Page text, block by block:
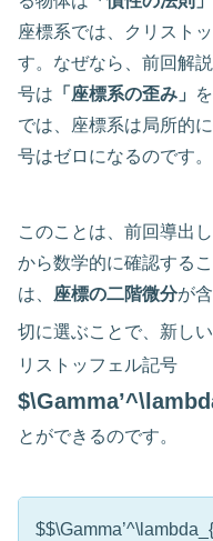
座標系では、クリスト
す。なぜなら、前回解
号は 「座標系の歪み」
では、座標系は局所的
号はゼロになるのです。
このことは、前回導出
から数学的に確認する
は、 座標の二階微分が
切に選ぶことで、新し
リストッフェル記号
とができるのです。